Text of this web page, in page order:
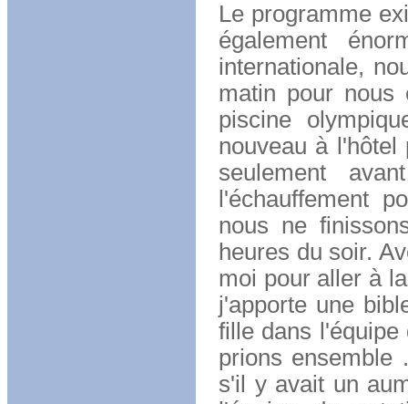
Le programme
également
internationale,
matin pour nous
piscine
nouveau à
seulement
l'échauffement
nous ne
heures du soir.
moi pour aller à
j'apporte une
fille dans
prions ensemble
s'il y avait un